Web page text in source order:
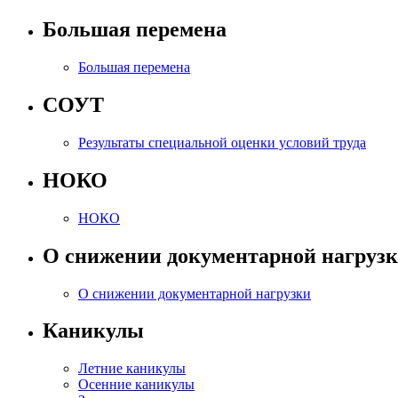
Большая перемена
Большая перемена
СОУТ
Результаты специальной оценки условий труда
НОКО
НОКО
О снижении документарной
О снижении документарной нагрузки
Каникулы
Летние каникулы
Осенние каникулы